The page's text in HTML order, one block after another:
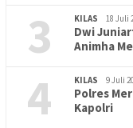
3 KILAS 18 Juli
Dwi
Animha
4 KILAS 9 Juli
Polres
Kapolri